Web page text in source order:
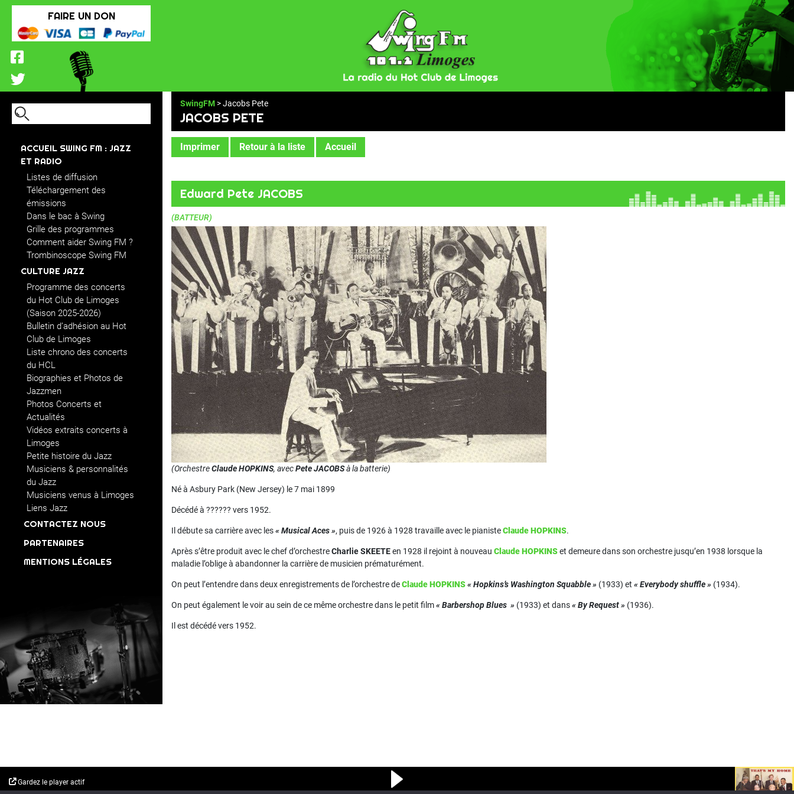
FAIRE UN DON
ACCUEIL SWING FM : JAZZ
ET RADIO
Listes de diffusion
Téléchargement des
émissions
Dans le bac à Swing
Grille des programmes
Comment aider Swing FM ?
Trombinoscope Swing FM
CULTURE JAZZ
Programme des concerts
du Hot Club de Limoges
(Saison 2025-2026)
Bulletin d’adhésion au Hot
Club de Limoges
Liste chrono des concerts
du HCL
Biographies et Photos de
Jazzmen
Photos Concerts et
Actualités
Vidéos extraits concerts à
Limoges
Petite histoire du Jazz
Musiciens & personnalités
du Jazz
Musiciens venus à Limoges
Liens Jazz
CONTACTEZ NOUS
PARTENAIRES
MENTIONS LÉGALES
SwingFM > Jacobs Pete
JACOBS PETE
Imprimer Retour à la liste Accueil
Edward Pete JACOBS
(BATTEUR)
(OrchestreClaude HOPKINS, avecPete JACOBSà la batterie)
Né à Asbury Park (New Jersey) le 7 mai 1899
Décédé à ?????? vers 1952.
Il débute sa carrière avec les« Musical Aces », puis de 1926 à 1928 travaille avec le pianisteClaude HOPKINS.
Après s’être produit avec le chef d’orchestreCharlie SKEETEen 1928 il rejoint à nouveau Claude HOPKINSet demeure dans son orchestre jusqu’en 1938 lorsque la
maladie l’oblige à abandonner la carrière de musicien prématurément.
On peut l’entendre dans deux enregistrements de l’orchestre deClaude HOPKINS« Hopkins’s Washington Squabble » (1933) et « Everybody shuffle » (1934).
On peut également le voir au sein de ce même orchestre dans le petit film« Barbershop Blues » (1933) et dans« By Request » (1936).
Il est décédé vers 1952.
Gardez le player actif